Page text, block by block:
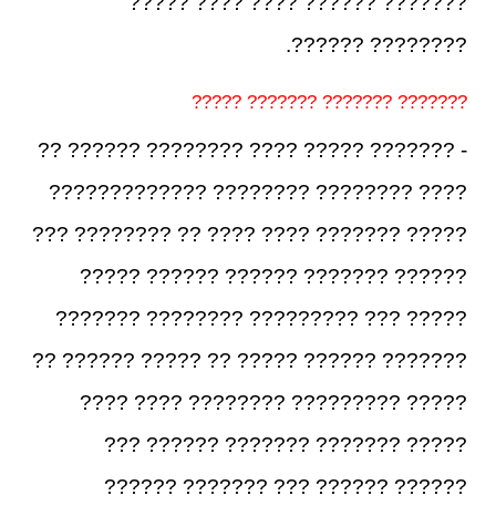
???????? ??????.
??????? ??????? ??????? ?????
- ??????? ????? ???? ???????? ?????? ??
???? ???????? ???????? ?????????????
????? ??????? ???? ???? ?? ???????? ???
?????? ??????? ?????? ?????? ?????
????? ??? ????????? ???????? ???????
??????? ?????? ????? ?? ????? ?????? ??
????? ????????? ???????? ???? ????
????? ??????? ??????? ?????? ???
?????? ?????? ??? ??????? ??????